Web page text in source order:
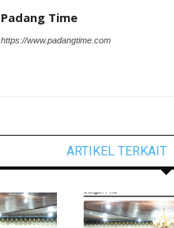
Padang Time
https://www.padangtime.com
ARTIKEL TERKAIT